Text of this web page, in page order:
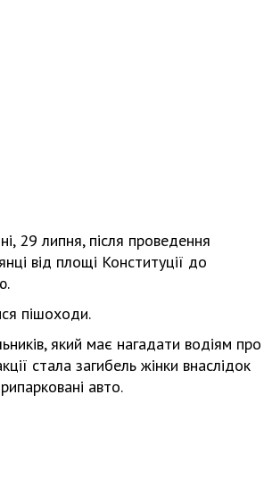
29 липня, після проведення
від площі Конституції до
пішоходи.
який має нагадати водіям про
стала загибель жінки внаслідок
авто.